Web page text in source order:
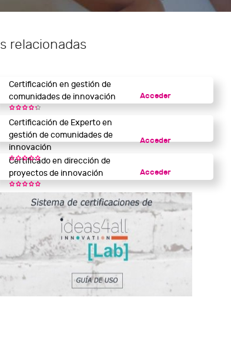
relacionadas
Certificación en gestión de
comunidades de innovación
Acceder
Certificación de Experto en
gestión de comunidades de
innovación
Acceder
Certificado en dirección de
proyectos de innovación
Acceder